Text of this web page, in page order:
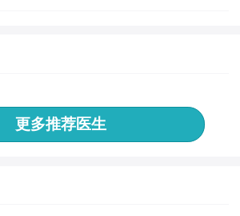
更多推荐医生